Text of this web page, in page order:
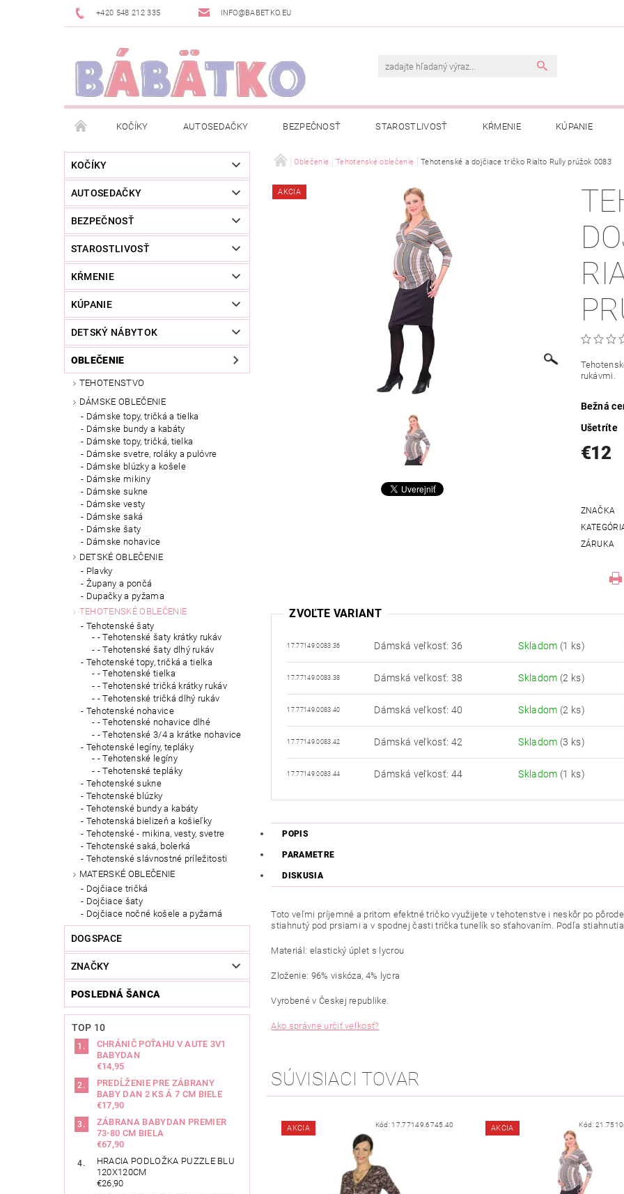
+420 548 212 335 INFO@BABETKO.EU
KOČÍKY AUTOSEDAČKY BEZPEČNOSŤ STAROSTLIVOSŤ KŔMENIE KÚPANIE
DOGSPACE POSLEDNÁ ŠANCA OBCHODNÉ PODMIENKY OCHRANA OSOBNÝCH ÚDAJOV
NOVINKY MOJA OBJEDNÁVKA
KOČÍKY
AUTOSEDAČKY
BEZPEČNOSŤ
STAROSTLIVOSŤ
KŔMENIE
KÚPANIE
DETSKÝ NÁBYTOK
OBLEČENIE
TEHOTENSTVO
DÁMSKE OBLEČENIE
Dámske topy, tričká a tielka
Dámske bundy a kabáty
Dámske topy, tričká, tielka
Dámske svetre, roláky a pulóvre
Dámske blúzky a košele
Dámske mikiny
Dámske sukne
Dámske vesty
Dámske saká
Dámske šaty
Dámske nohavice
DETSKÉ OBLEČENIE
Plavky
Župany a pončá
Dupačky a pyžama
TEHOTENSKÉ OBLEČENIE
Tehotenské šaty
- Tehotenské šaty krátky rukáv
- Tehotenské šaty dlhý rukáv
Tehotenské topy, tričká a tielka
- Tehotenské tielka
- Tehotenské tričká krátky rukáv
- Tehotenské tričká dlhý rukáv
Tehotenské nohavice
- Tehotenské nohavice dlhé
- Tehotenské 3/4 a krátke nohavice
Tehotenské legíny, tepláky
- Tehotenské legíny
- Tehotenské tepláky
Tehotenské sukne
Tehotenské blúzky
Tehotenské bundy a kabáty
Tehotenská bielizeň a košieľky
Tehotenské - mikina, vesty, svetre
Tehotenské saká, bolerká
Tehotenské slávnostné príležitosti
MATERSKÉ OBLEČENIE
Dojčiace tričká
Dojčiace šaty
Dojčiace nočné košele a pyžamá
DOGSPACE
ZNAČKY
POSLEDNÁ ŠANCA
TOP 10
CHRÁNIČ POŤAHU V AUTE 3V1
BABYDAN
€14,95
PREDĹŽENIE PRE ZÁBRANY
BABY DAN 2 KS Á 7 CM BIELE
€17,90
ZÁBRANA BABYDAN PREMIER
73-80 CM BIELA
€67,90
HRACIA PODLOŽKA PUZZLE BLU
120X120CM
€26,90
Oblečenie Tehotenské oblečenie Tehotenské a dojčiace tričko Rialto Rully prúžok 0083
AKCIA
rukávmi.
Bežná
Ušetríte
€12
ZNAČKA
ZÁRUKA
ZVOĽTE VARIANT
17.77149.0083.36 Dámská veľkosť: 36 Skladom (1 ks)
17.77149.0083.38 Dámská veľkosť: 38 Skladom (2 ks)
17.77149.0083.40 Dámská veľkosť: 40 Skladom (2 ks)
17.77149.0083.42 Dámská veľkosť: 42 Skladom (3 ks)
17.77149.0083.44 Dámská veľkosť: 44 Skladom (1 ks)
POPIS
PARAMETRE
DISKUSIA
Toto veľmi príjemné a pritom efektné tričko využijete v tehotenstve i neskôr po
stiahnutý pod prsiami a v spodnej časti trička tunelík so sťahovaním. Podľa
Materiál: elastický úplet s lycrou
Zloženie: 96% viskóza, 4% lycra
Vyrobené v Českej republike.
Ako správne určiť veľkosť?
SÚVISIACI TOVAR
AKCIA Kód: 17.77149.6745.40 AKCIA Kód: